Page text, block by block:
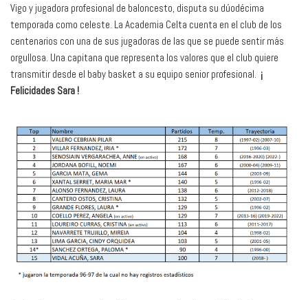
Vigo y jugadora profesional de baloncesto, disputa su dúodécima
temporada como celeste. La Academia Celta cuenta en el club de los
centenarios con una de sus jugadoras de las que se puede sentir más
orgullosa. Una capitana que representa los valores que el club quiere
transmitir desde el baby basket a su equipo senior profesional. ¡
Felicidades Sara !